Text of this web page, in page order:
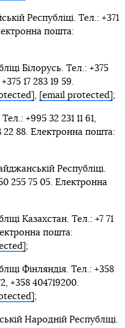
Республіці. Тел.: +371
пошта:
Білорусь. Тел.: +375
17 283 19 59.
, [email protected] ;
+995 32 231 11 61,
22 88. Електронна пошта:
Республіці.
255 75 05. Електронна
Казахстан. Тел.: +7 71
пошта:
;
Фінляндія. Тел.: +358
+358 404719200.
;
Народній Республіці.